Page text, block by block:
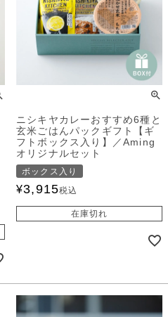
ニシキヤカレーおすすめ6種と
玄米ごはんパックギフト【ギ
フトボックス入り】／Aming
オリジナルセット
ボックス入り
¥3,915税込
在庫切れ